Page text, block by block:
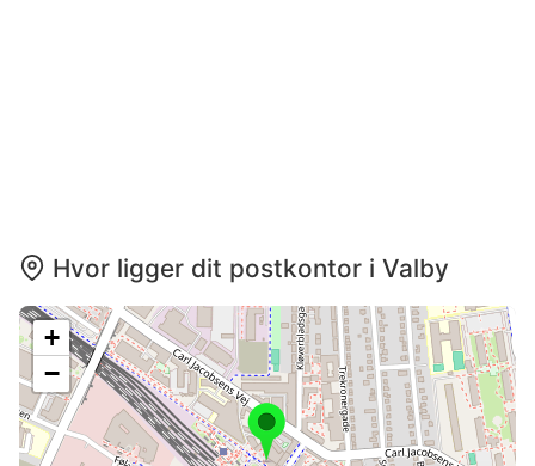
Hvor ligger dit postkontor i Valby
+
−